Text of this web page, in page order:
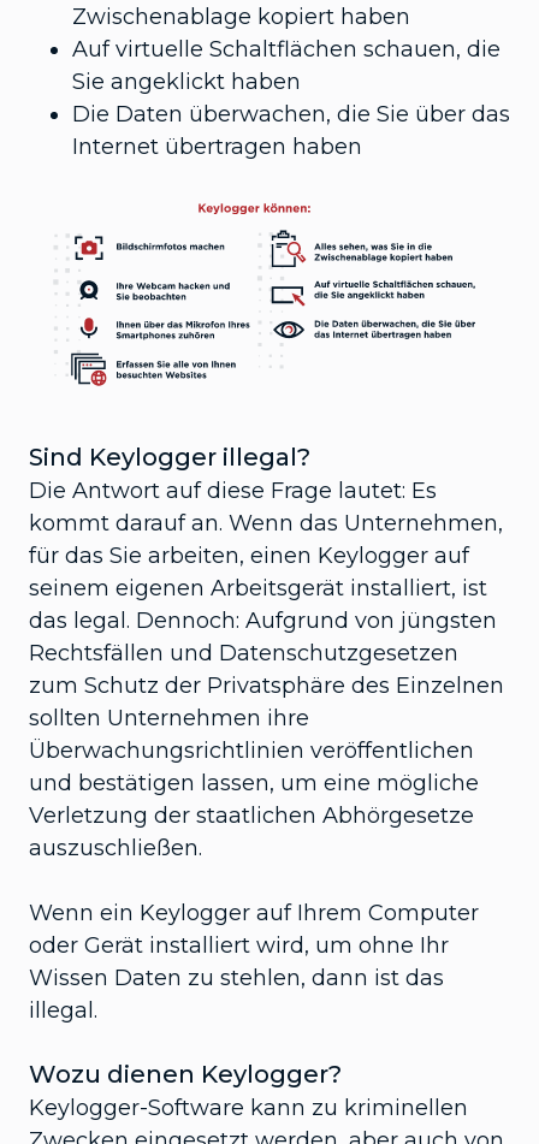
Zwischenablage kopiert haben
Auf virtuelle Schaltflächen schauen, die
Sie angeklickt haben
Die Daten überwachen, die Sie über das
Internet übertragen haben
Sind Keylogger illegal?
Die Antwort auf diese Frage lautet: Es
kommt darauf an. Wenn das Unternehmen,
für das Sie arbeiten, einen Keylogger auf
seinem eigenen Arbeitsgerät installiert, ist
das legal. Dennoch: Aufgrund von jüngsten
Rechtsfällen und Datenschutzgesetzen
zum Schutz der Privatsphäre des Einzelnen
sollten Unternehmen ihre
Überwachungsrichtlinien veröffentlichen
und bestätigen lassen, um eine mögliche
Verletzung der staatlichen Abhörgesetze
auszuschließen.
Wenn ein Keylogger auf Ihrem Computer
oder Gerät installiert wird, um ohne Ihr
Wissen Daten zu stehlen, dann ist das
illegal.
Wozu dienen Keylogger?
Keylogger-Software kann zu kriminellen